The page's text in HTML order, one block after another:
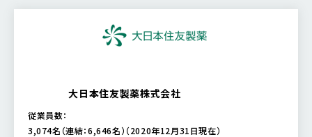
大日本住友製薬株式会社
従業員数：
3,074名（連結：6,646名）（2020年12月31日現在）